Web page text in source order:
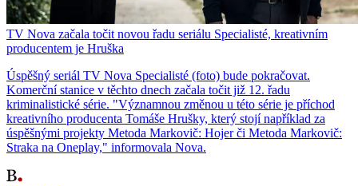
TV Nova začala točit novou řadu seriálu Specialisté, kreativním
producentem je Hruška
Úspěšný seriál TV Nova Specialisté (foto) bude pokračovat.
Komerční stanice v těchto dnech začala točit již 12. řadu
kriminalistické série. "Významnou změnou u této série je příchod
kreativního producenta Tomáše Hrušky, který stojí například za
úspěšnými projekty Metoda Markovič: Hojer či Metoda Markovič:
Straka na Oneplay," informovala Nova.